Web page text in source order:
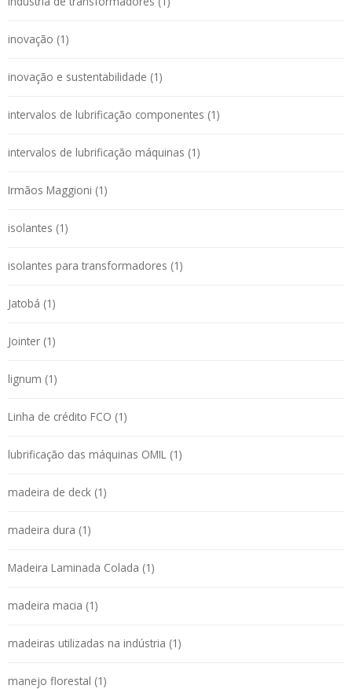
inovação (1)
inovação e sustentabilidade (1)
intervalos de lubrificação componentes (1)
intervalos de lubrificação máquinas (1)
Irmãos Maggioni (1)
isolantes (1)
isolantes para transformadores (1)
Jatobá (1)
Jointer (1)
lignum (1)
Linha de crédito FCO (1)
lubrificação das máquinas OMIL (1)
madeira de deck (1)
madeira dura (1)
Madeira Laminada Colada (1)
madeira macia (1)
madeiras utilizadas na indústria (1)
manejo florestal (1)